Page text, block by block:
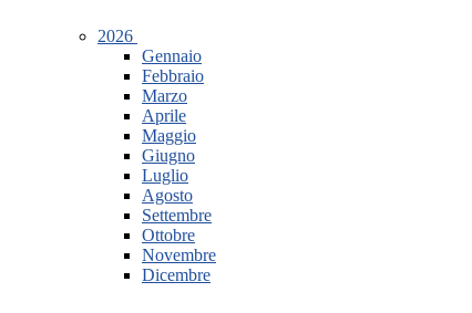
2026
Gennaio
Febbraio
Marzo
Aprile
Maggio
Giugno
Luglio
Agosto
Settembre
Ottobre
Novembre
Dicembre